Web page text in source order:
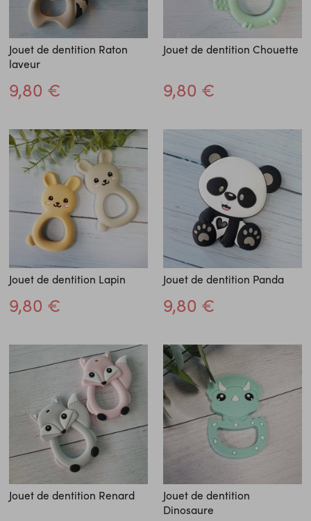
Jouet de dentition Raton
laveur
9,80 €
Jouet de dentition Chouette
9,80 €
Jouet de dentition Lapin
9,80 €
Jouet de dentition Panda
9,80 €
Jouet de dentition Renard
Jouet de dentition
Dinosaure